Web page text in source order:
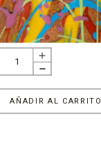
AÑADIR AL CARRITO